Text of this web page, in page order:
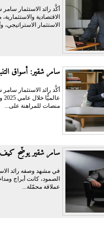
أكَّد رائد الاستثمار
الاقتصادية
الاستثمار الاستراتيجي،
سامر شقير: أسواق
منصات للمراهنة على...
سامر شقير يوضِّح كيف
في مشهد وصفه رائد
الصمود، كانت أبراج
عملاقة محمّلة...